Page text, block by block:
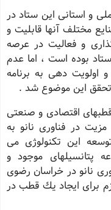
و استانی این ستاد در
استان كه صنایع مختلف آنها قابلیت و
و فعالیت در عرصه
ستاد بوده است ، اما عدم
دهی به برنامه
این موضوع شد .
اقتصادی و صنعتی
در فناوری نانو به
این تكنولوژی می
پتانسیلهای موجود و
نانو در خراسان رضوی
برای ایجاد یك قطب در